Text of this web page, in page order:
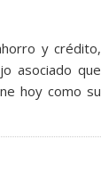
y crédito,
asociado que
hoy como su